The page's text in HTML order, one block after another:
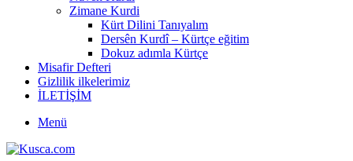
Zimane Kurdi
Kürt Dilini Tanıyalım
Dersên Kurdî – Kürtçe eğitim
Dokuz adımla Kürtçe
Misafir Defteri
Gizlilik ilkelerimiz
İLETİŞİM
Menü